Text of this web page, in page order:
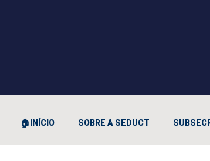
🏠INÍCIO SOBRE A SEDUCT